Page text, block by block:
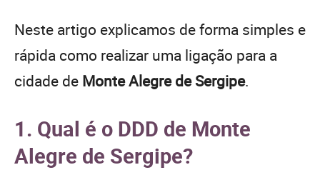
Neste artigo explicamos de forma simples e
rápida como realizar uma ligação para a
cidade de Monte Alegre de Sergipe.
1. Qual é o DDD de Monte
Alegre de Sergipe?